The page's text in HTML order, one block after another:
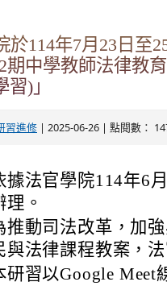
於114年7月23日至
期中學教師法律教
)」
習進修 | 2025-06-26 | 點閱數：
據法官學院114年6
理。
推動司法改革，加
與法律課程教案，
研習以Google Meet